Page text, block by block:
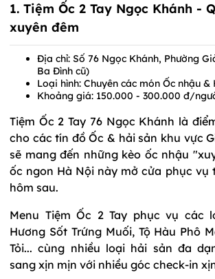
1. Tiệm Ốc 2 Tay Ngọc Khánh -
xuyên đêm
Địa chỉ: Số 76 Ngọc Khánh, Phường
Ba Đình cũ)
Loại hình: Chuyên các món Ốc nhậu &
Khoảng giá: 150.000 - 300.000 đ/
Tiệm Ốc 2 Tay 76 Ngọc Khánh là
cho các tín đồ Ốc & hải sản khu vực
sẽ mang đến những kèo ốc nhậu
ốc ngon Hà Nội này mở cửa phục vụ
hôm sau.
Menu Tiệm Ốc 2 Tay phục vụ các
Hương Sốt Trứng Muối, Tộ Hàu Phô
Tỏi... cùng nhiều loại hải sản đa
sang xịn mịn với nhiều góc check-in